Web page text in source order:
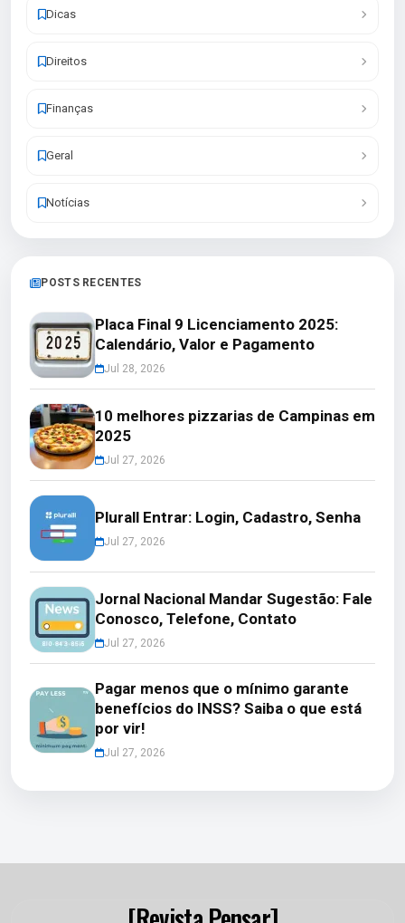
Dicas
Direitos
Finanças
Geral
Notícias
POSTS RECENTES
Placa Final 9 Licenciamento 2025:
Calendário, Valor e Pagamento
Jul 28, 2026
10 melhores pizzarias de Campinas em
2025
Jul 27, 2026
Plurall Entrar: Login, Cadastro, Senha
Jul 27, 2026
Jornal Nacional Mandar Sugestão: Fale
Conosco, Telefone, Contato
Jul 27, 2026
Pagar menos que o mínimo garante
benefícios do INSS? Saiba o que está
por vir!
Jul 27, 2026